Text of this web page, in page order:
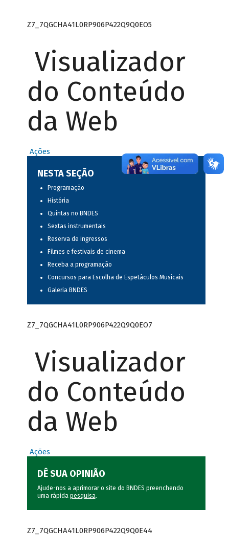
Z7_7QGCHA41L0RP906P422Q9Q0EO5
Visualizador
do Conteúdo
da Web
Ações
NESTA SEÇÃO
Programação
História
Quintas no BNDES
Sextas instrumentais
Reserva de ingressos
Filmes e festivais de cinema
Receba a programação
Concursos para Escolha de Espetáculos Musicais
Galeria BNDES
Z7_7QGCHA41L0RP906P422Q9Q0EO7
Visualizador
do Conteúdo
da Web
Ações
DÊ SUA OPINIÃO
Ajude-nos a aprimorar o site do BNDES preenchendo
uma rápida pesquisa.
Z7_7QGCHA41L0RP906P422Q9Q0E44